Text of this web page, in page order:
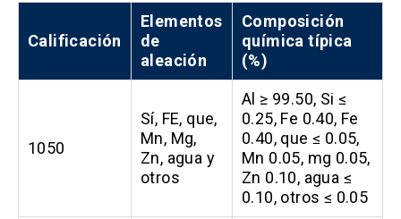
Calificación
Elementos
de
aleación
Composición
química típica
(%)
1050
Sí, FE, que,
Mn, Mg,
Zn, agua y
otros
Al ≥ 99.50, Si ≤
0.25, Fe 0.40, Fe
0.40, que ≤ 0.05,
Mn 0.05, mg 0.05,
Zn 0.10, agua ≤
0.10, otros ≤ 0.05